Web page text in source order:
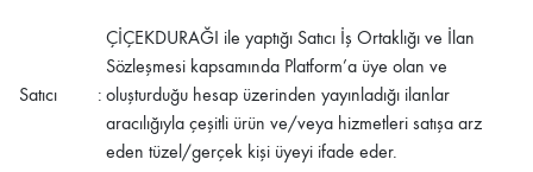
Satıcı :
ÇİÇEKDURAĞI ile yaptığı Satıcı İş Ortaklığı ve İlan
Sözleşmesi kapsamında Platform’a üye olan ve
oluşturduğu hesap üzerinden yayınladığı ilanlar
aracılığıyla çeşitli ürün ve/veya hizmetleri satışa arz
eden tüzel/gerçek kişi üyeyi ifade eder.